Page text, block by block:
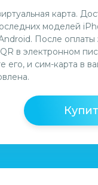
карта.
моделей
После оплаты
в электронном
его, и сим-карта в